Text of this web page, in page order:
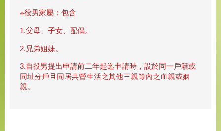
※役男家屬：包含
1.父母、子女、配偶。
2.兄弟姐妹。
3.自役男提出申請前二年起迄申請時，設於同一戶籍或
同址分戶且同居共營生活之其他三親等內之血親或姻
親。